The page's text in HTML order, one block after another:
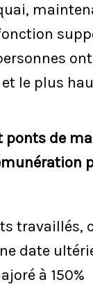
le plus
de
travaillés,
date
à 150%